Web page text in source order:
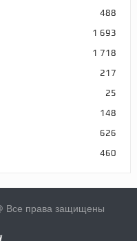
488
1 693
1 718
217
25
148
626
460
Все права защищены